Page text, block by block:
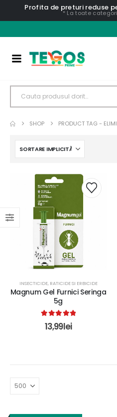
Profita de preturi reduse
* La toate
SHOP PRODUCT TAG -
INSECTICIDE, RATICIDE SI ERBICIDE
Magnum Gel Furnici Seringa
5g
5.00 out of 5
13,99lei